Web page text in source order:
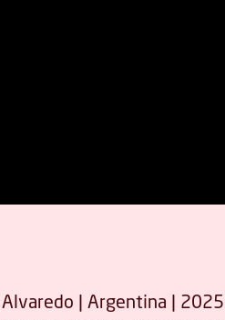
| Argentina | 2025 |